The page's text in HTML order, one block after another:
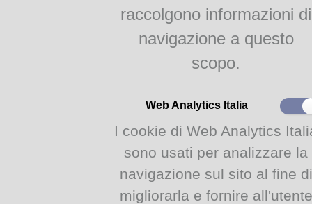
Da un classico diGianni
giocattoli che, aiutandosi a
una Befana avida e affarista.
imprevisti.
narrato e animato dalla
Per bambini dai4agli8anni.
Iscrizione tramiteWebApp a
Si ricorda che è necessaria
raccolgono informazioni di
navigazione a questo
scopo.
Web Analytics Italia
I cookie di Web Analytics
sono usati per analizzare la
navigazione sul sito al fine di
migliorarla e fornire all'utente